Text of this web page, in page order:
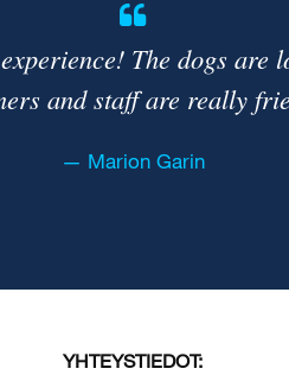
The dogs are
and staff are really
Marion Garin
YHTEYSTIEDOT: